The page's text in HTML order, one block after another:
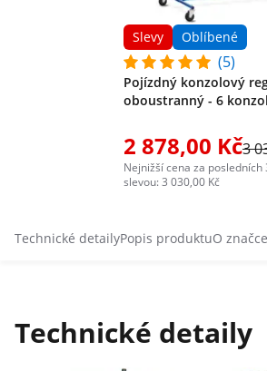
Slevy Oblíbené
(5)
Pojízdný konzolový
oboustranný - 6
2 878,00 Kč3
Nejnižší cena za posledních
slevou: 3 030,00 Kč
Technické detailyPopis produktuO značce
Technické detaily